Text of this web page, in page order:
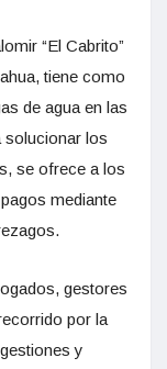
“El Cabrito”
tiene como
de agua en las
solucionar los
se ofrece a los
mediante
gestores
por la
y